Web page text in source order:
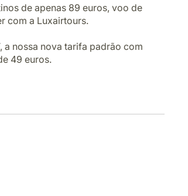
de apenas 89 euros, voo de
com a Luxairtours.
a nossa nova tarifa padrão com
49 euros.